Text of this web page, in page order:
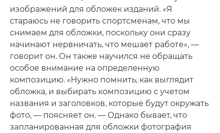
изображений для обложек изданий. «Я
стараюсь не говорить спортсменам, что мы
снимаем для обложки, поскольку они сразу
начинают нервничать, что мешает работе», —
говорит он. Он также научился не обращать
особое внимание на определенную
композицию. «Нужно помнить, как выглядит
обложка, и выбирать композицию с учетом
названия и заголовков, которые будут окружать
фото, — поясняет он. — Однако бывает, что
запланированная для обложки фотография